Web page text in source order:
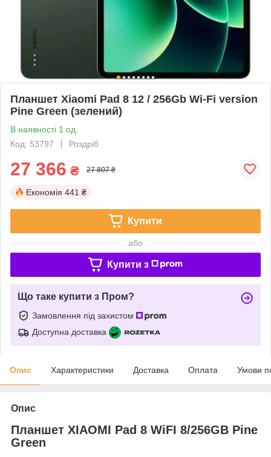
Планшет Xiaomi Pad 8 12 / 256Gb Wi-Fi version
Pine Green (зелений)
В наявності 1 од.
Код: 53797
Роздріб
27 366 ₴ 27 807 ₴
Економія 441 ₴
Купити
або
Купити з
Що таке купити з Пром?
Замовлення під захистом
Доступна доставка
Опис Характеристики Доставка Оплата Умови
Опис
Планшет XIAOMI Pad 8 WiFI 8/256GB Pine
Green